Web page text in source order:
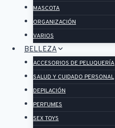
MASCOTA
ORGANIZACIÓN
VARIOS
BELLEZA
ACCESORIOS DE PELUQUERÍA
SALUD Y CUIDADO PERSONAL
DEPILACIÓN
PERFUMES
SEX TOYS